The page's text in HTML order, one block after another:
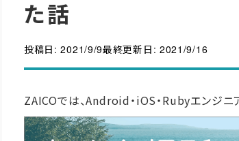
た話
投稿日:2021/9/9最終更新日: 2021/9/16
ZAICOでは、Android・iOS・Rubyエンジニ